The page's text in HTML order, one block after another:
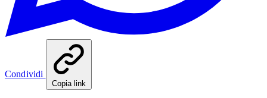
Condividi
Copia link